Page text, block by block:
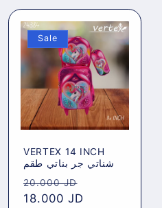
Sale
VERTEX 14 INCH
شناتي جر بناتي طقم
Regular
price
20.000 JD
18.000 JD